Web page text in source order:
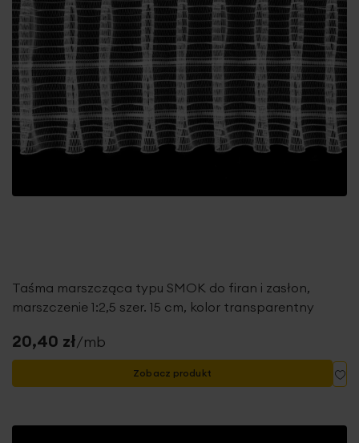
Taśma marszcząca typu SMOK do firan i zasłon,
marszczenie 1:2,5 szer. 15 cm, kolor transparentny
20,40 zł/mb
Zobacz produkt